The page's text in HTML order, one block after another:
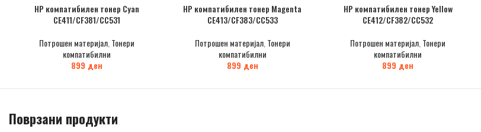
HP компатибилен тонер Cyan
CE411/CF381/CC531
Потрошен материјал, Тонери
компатибилни
899 ден
HP компатибилен тонер Magenta
CE413/CF383/CC533
Потрошен материјал, Тонери
компатибилни
899 ден
HP компатибилен тонер Yellow
CE412/CF382/CC532
Потрошен материјал Тонери
компатибилни
899 ден
Поврзани продукти